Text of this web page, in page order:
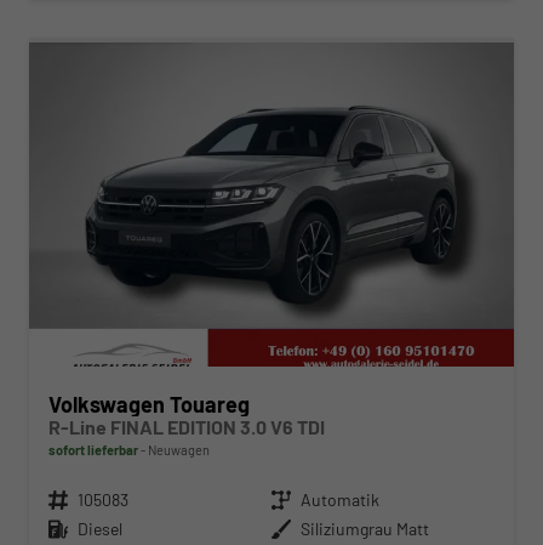
Volkswagen Touareg
R-Line FINAL EDITION 3.0 V6 TDI
sofort lieferbar Neuwagen
Fahrzeugnr. 105083 Getriebe Automatik
Kraftstoff Diesel Außenfarbe Siliziumgrau Matt